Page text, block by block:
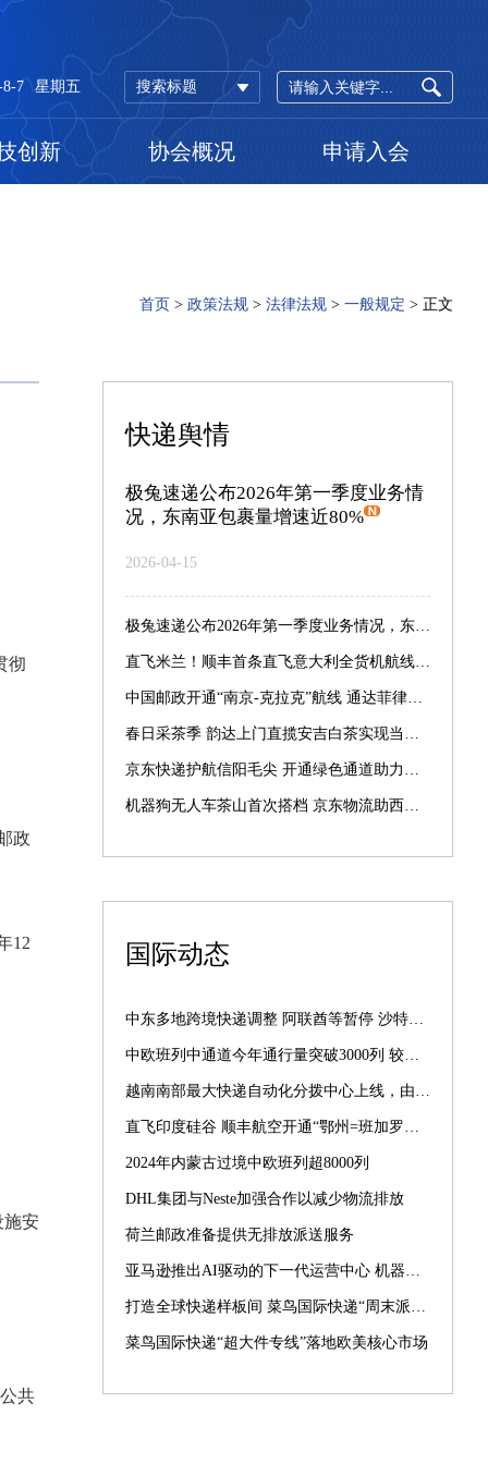
搜索标题
8-7 星期五
创新 协会概况 申请入会
首页 > 政策法规 > 法律法规 > 一般规定 > 正文
彻
施安
共
快递舆情
极兔速递公布2026年第一季度业务情
况，东南亚包裹量增速近80%
2026-04-15
极兔速递公布2026年第一季度业务情况，东南亚包裹量增速近80%
直飞米兰！顺丰首条直飞意大利全货机航线启航
中国邮政开通“南京-克拉克”航线 通达菲律宾航线增至7条
春日采茶季 韵达上门直揽安吉白茶实现当日采摘当日寄递
京东快递护航信阳毛尖 开通绿色通道助力最快次晨达全国
机器狗无人车茶山首次搭档 京东物流助西湖龙井提速抢鲜
国际动态
中东多地跨境快递调整 阿联酋等暂停 沙特仍正常配送
中欧班列中通道今年通行量突破3000列 较去年提前39天
越南南部最大快递自动化分拨中心上线，由菜鸟承建
直飞印度硅谷 顺丰航空开通“鄂州=班加罗尔”国际货运航线
2024年内蒙古过境中欧班列超8000列
DHL集团与Neste加强合作以减少物流排放
荷兰邮政准备提供无排放派送服务
亚马逊推出AI驱动的下一代运营中心 机器人数量激增10倍
打造全球快递样板间 菜鸟国际快递“周末派”“同城配”引入西班牙
菜鸟国际快递“超大件专线”落地欧美核心市场